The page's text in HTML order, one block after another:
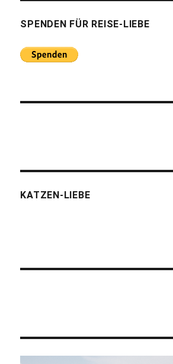
SPENDEN FÜR REISE-LIEBE
KATZEN-LIEBE